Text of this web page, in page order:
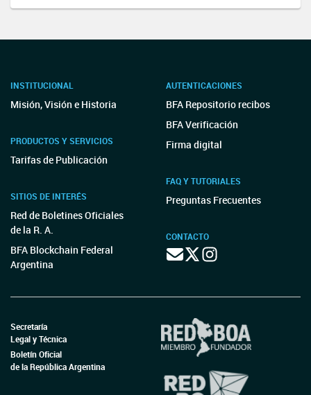
INSTITUCIONAL
Misión, Visión e Historia
PRODUCTOS Y SERVICIOS
Tarifas de Publicación
SITIOS DE INTERÉS
Red de Boletines Oficiales
de la R. A.
BFA Blockchain Federal
Argentina
AUTENTICACIONES
BFA Repositorio recibos
BFA Verificación
Firma digital
FAQ Y TUTORIALES
Preguntas Frecuentes
CONTACTO
Secretaría
Legal y Técnica
Boletín Oficial
de la República Argentina